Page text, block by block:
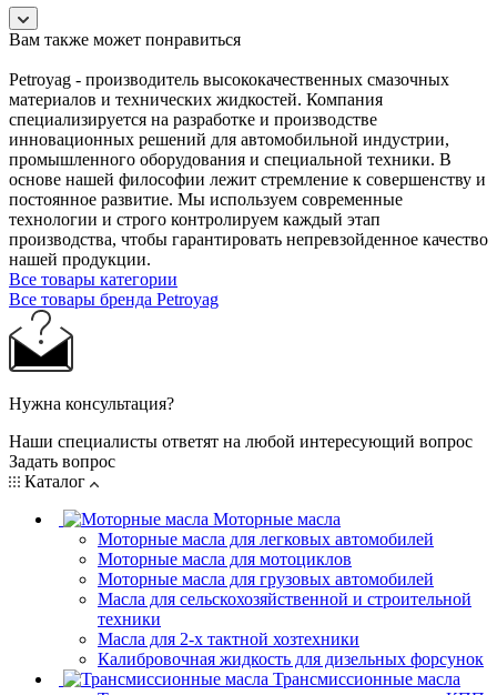
Вам также может понравиться
Petroyag - производитель высококачественных смазочных
материалов и технических жидкостей. Компания
специализируется на разработке и производстве
инновационных решений для автомобильной индустрии,
промышленного оборудования и специальной техники. В
основе нашей философии лежит стремление к совершенству и
постоянное развитие. Мы используем современные
технологии и строго контролируем каждый этап
производства, чтобы гарантировать непревзойденное качество
нашей продукции.
Все товары категории
Все товары бренда Petroyag
Нужна консультация?
Наши специалисты ответят на любой интересующий вопрос
Задать вопрос
Каталог
Моторные масла
Моторные масла для легковых автомобилей
Моторные масла для мотоциклов
Моторные масла для грузовых автомобилей
Масла для сельскохозяйственной и строительной
техники
Масла для 2-х тактной хозтехники
Калибровочная жидкость для дизельных форсунок
Трансмиссионные масла